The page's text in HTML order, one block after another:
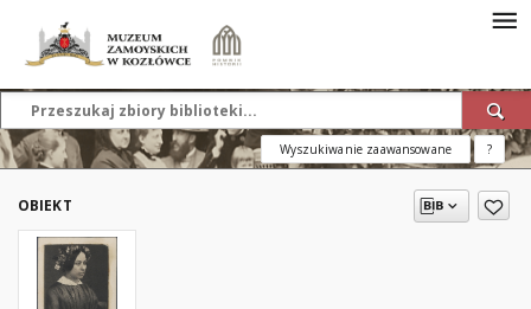
Wyszukiwanie zaawansowane ?
OBIEKT